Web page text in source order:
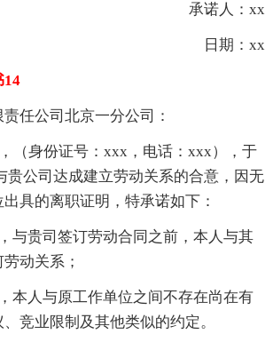
承诺人：xx
日期：xx
14
任公司北京一分公司：
（身份证号：xxx，电话：xxx），于
贵公司达成建立劳动关系的合意，因无
具的离职证明，特承诺如下：
与贵司签订劳动合同之前，本人与其
动关系；
本人与原工作单位之间不存在尚在有
竞业限制及其他类似的约定。